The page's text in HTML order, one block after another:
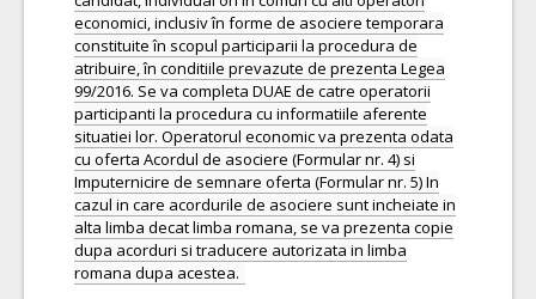
economici, inclusiv în forme de asociere temporara
constituite în scopul participarii la procedura de
atribuire, în conditiile prevazute de prezenta Legea
99/2016. Se va completa DUAE de catre operatorii
participanti la procedura cu informatiile aferente
situatiei lor. Operatorul economic va prezenta odata
cu oferta Acordul de asociere (Formular nr. 4) si
Imputernicire de semnare oferta (Formular nr. 5) In
cazul in care acordurile de asociere sunt incheiate in
alta limba decat limba romana, se va prezenta copie
dupa acorduri si traducere autorizata in limba